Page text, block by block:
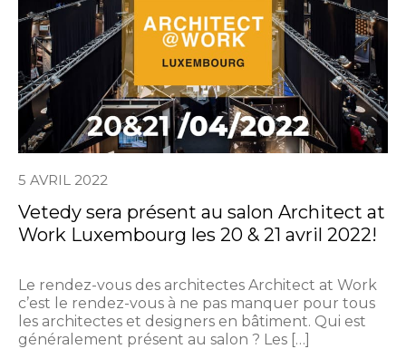
5 AVRIL 2022
Vetedy sera présent au salon Architect at
Work Luxembourg les 20 & 21 avril 2022!
Le rendez-vous des architectes Architect at Work
c’est le rendez-vous à ne pas manquer pour tous
les architectes et designers en bâtiment. Qui est
généralement présent au salon ? Les […]